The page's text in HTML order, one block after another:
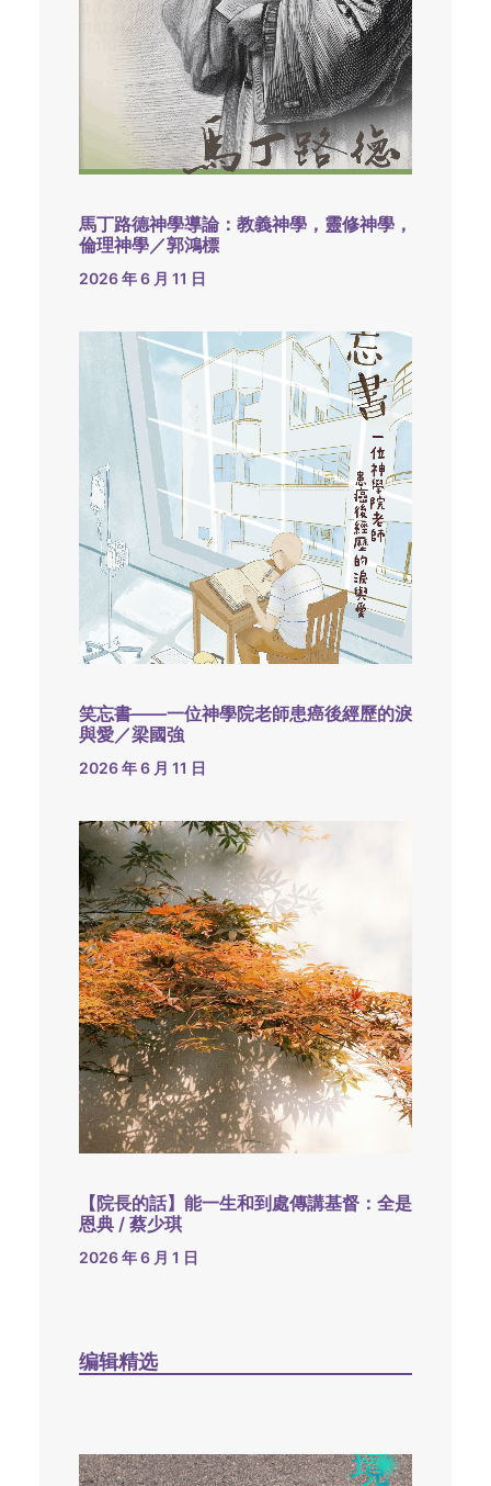
馬丁路德神學導論：教義神學，靈修神學，
倫理神學／郭鴻標
2026 年 6 月 11 日
笑忘書——一位神學院老師患癌後經歷的淚
與愛／梁國強
2026 年 6 月 11 日
【院長的話】能一生和到處傳講基督：全是
恩典 / 蔡少琪
2026 年 6 月 1 日
编辑精选